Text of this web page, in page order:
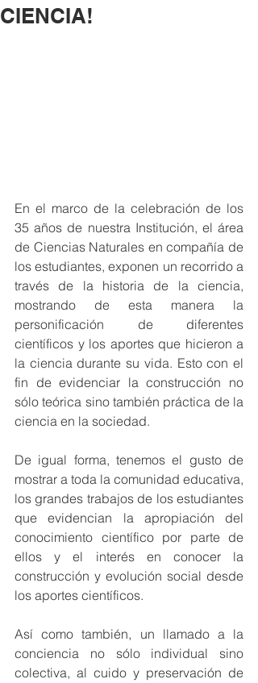
CIENCIA!
En el marco de la celebración de los
35 años de nuestra Institución, el área
de Ciencias Naturales en compañía de
los estudiantes, exponen un recorrido a
través de la historia de la ciencia,
mostrando de esta manera la
personificación de diferentes
científicos y los aportes que hicieron a
la ciencia durante su vida. Esto con el
fin de evidenciar la construcción no
sólo teórica sino también práctica de la
ciencia en la sociedad.
De igual forma, tenemos el gusto de
mostrar a toda la comunidad educativa,
los grandes trabajos de los estudiantes
que evidencian la apropiación del
conocimiento científico por parte de
ellos y el interés en conocer la
construcción y evolución social desde
los aportes científicos.
Así como también, un llamado a la
conciencia no sólo individual sino
colectiva, al cuido y preservación de